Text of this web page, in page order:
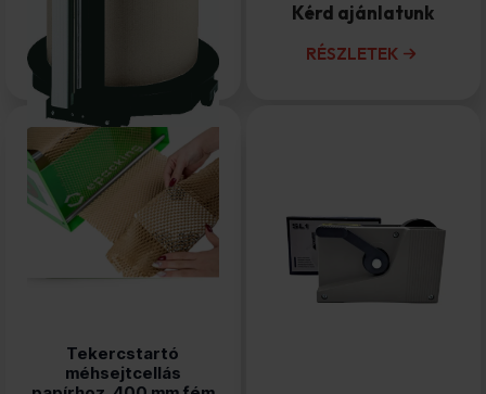
Kérd ajánlatunk
RÉSZLETEK
Tekercstartó
méhsejtcellás